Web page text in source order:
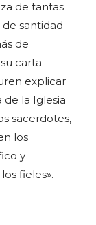
de tantas
santidad
de
carta
explicar
de la Iglesia
sacerdotes,
los
y
fieles».